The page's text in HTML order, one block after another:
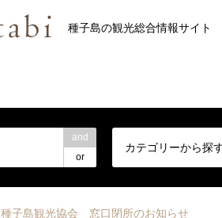
種子島の観光総合情報サイト
and
or
カテゴリーから探
種子島観光協会 窓口閉所のお知らせ